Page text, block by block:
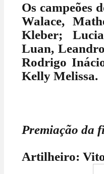
Os campeões
Walace,
Kleber;
Luan,
Rodrigo
Kelly Melissa.
Premiação da
Artilheiro: